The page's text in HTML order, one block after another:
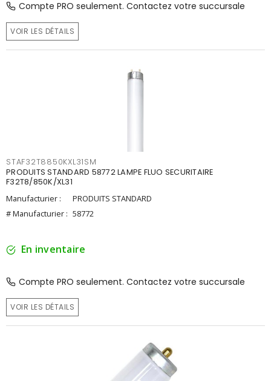
Compte PRO seulement. Contactez votre succursale
VOIR LES DÉTAILS
STAF32T8850KXL31SM
PRODUITS STANDARD 58772 LAMPE FLUO SECURITAIRE
F32T8/850K/XL31
Manufacturier :
PRODUITS STANDARD
# Manufacturier : 58772
En inventaire
Compte PRO seulement. Contactez votre succursale
VOIR LES DÉTAILS